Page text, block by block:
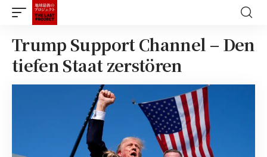
Trump Support Channel – Den
tiefen Staat zerstören